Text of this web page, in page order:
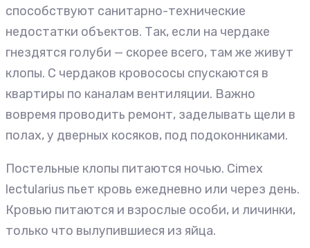
способствуют санитарно-технические
недостатки объектов. Так, если на чердаке
гнездятся голуби — скорее всего, там же живут
клопы. С чердаков кровососы спускаются в
квартиры по каналам вентиляции. Важно
вовремя проводить ремонт, заделывать щели в
полах, у дверных косяков, под подоконниками.
Постельные клопы питаются ночью. Cimex
lectularius пьет кровь ежедневно или через день.
Кровью питаются и взрослые особи, и личинки,
только что вылупившиеся из яйца.